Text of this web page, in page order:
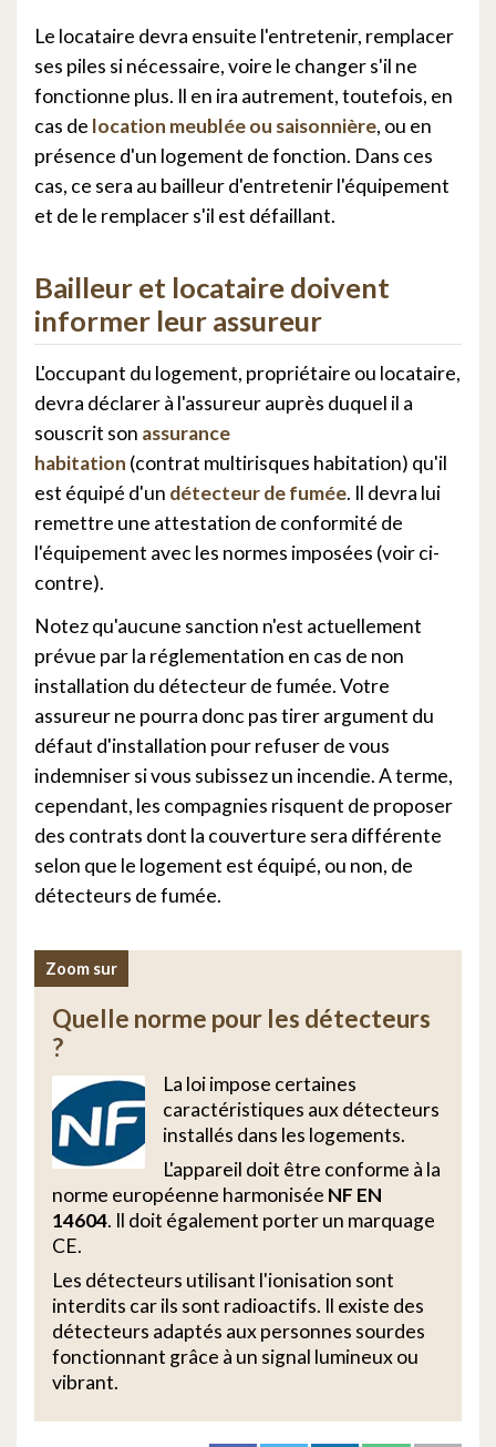
Le locataire devra ensuite l'entretenir, remplacer
ses piles si nécessaire, voire le changer s'il ne
fonctionne plus. Il en ira autrement, toutefois, en
cas de location meublée ou saisonnière, ou en
présence d'un logement de fonction. Dans ces
cas, ce sera au bailleur d'entretenir l'équipement
et de le remplacer s'il est défaillant.
Bailleur et locataire doivent
informer leur assureur
L'occupant du logement, propriétaire ou locataire,
devra déclarer à l'assureur auprès duquel il a
souscrit son assurance
habitation (contrat multirisques habitation) qu'il
est équipé d'un détecteur de fumée. Il devra lui
remettre une attestation de conformité de
l'équipement avec les normes imposées (voir ci-
contre).
Notez qu'aucune sanction n'est actuellement
prévue par la réglementation en cas de non
installation du détecteur de fumée. Votre
assureur ne pourra donc pas tirer argument du
défaut d'installation pour refuser de vous
indemniser si vous subissez un incendie. A terme,
cependant, les compagnies risquent de proposer
des contrats dont la couverture sera différente
selon que le logement est équipé, ou non, de
détecteurs de fumée.
Zoom sur
Quelle norme pour les détecteurs
?
La loi impose certaines
caractéristiques aux détecteurs
installés dans les logements.
L'appareil doit être conforme à la
norme européenne harmonisée NF EN
14604. Il doit également porter un marquage
CE.
Les détecteurs utilisant l'ionisation sont
interdits car ils sont radioactifs. Il existe des
détecteurs adaptés aux personnes sourdes
fonctionnant grâce à un signal lumineux ou
vibrant.